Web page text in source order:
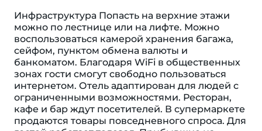
Инфраструктура Попасть на верхние этажи
можно по лестнице или на лифте. Можно
воспользоваться камерой хранения багажа,
сейфом, пунктом обмена валюты и
банкоматом. Благодаря WiFi в общественных
зонах гости смогут свободно пользоваться
интернетом. Отель адаптирован для людей с
ограниченными возможностями. Ресторан,
кафе и бар ждут посетителей. В супермаркете
продаются товары повседневного спроса. Для